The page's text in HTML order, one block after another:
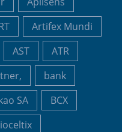
Artifex Mundi
AST
ATR
bank
SA
BCX